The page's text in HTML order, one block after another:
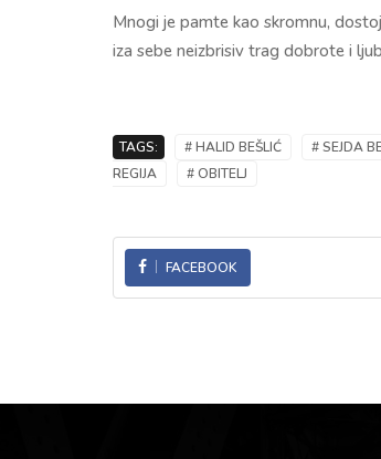
Mnogi je pamte kao skromnu,
iza sebe neizbrisiv trag dobrote i
TAGS: # HALID BEŠLIĆ # SEJDA
REGIJA
# OBITELJ
FACEBOOK